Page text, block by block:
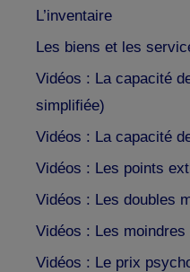
L’inventaire
Les biens et les
Vidéos : La capacité
simplifiée)
Vidéos : La capacité
Vidéos : Les points
Vidéos : Les doubles
Vidéos : Les moindres
Vidéos : Le prix